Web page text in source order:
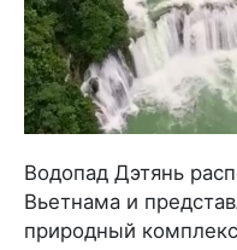
Водопад Дэтянь
Вьетнама и
природный